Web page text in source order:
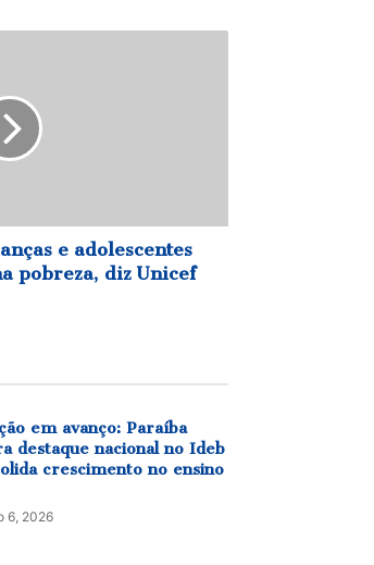
e adolescentes
pobreza, diz Unicef
em avanço: Paraíba
destaque nacional no Ideb
crescimento no ensino
6, 2026